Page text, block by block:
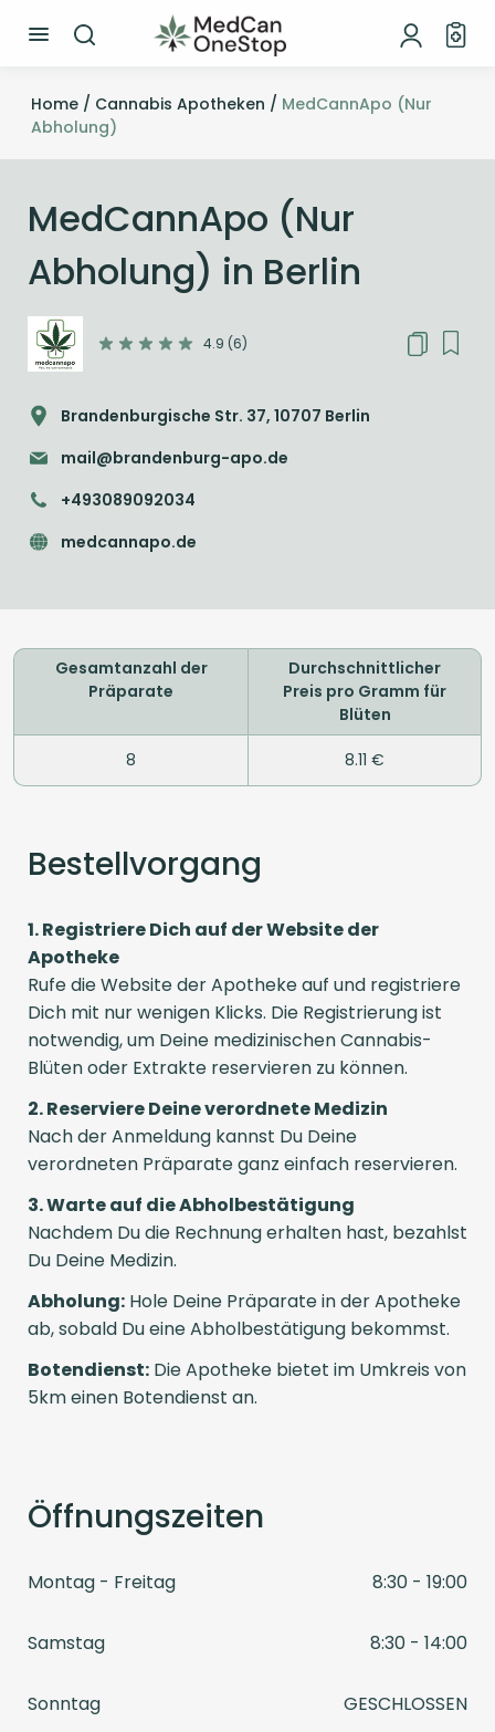
Home / Cannabis Apotheken / MedCannApo (Nur
Abholung)
MedCannApo (Nur
Abholung) in Berlin
4.9 (6)
Brandenburgische Str. 37, 10707 Berlin
mail@brandenburg-apo.de
+493089092034
medcannapo.de
Gesamtanzahl der
Präparate
8
Durchschnittlicher
Preis pro Gramm für
Blüten
8.11 €
Bestellvorgang
1. Registriere Dich auf der Website der
Apotheke
Rufe die Website der Apotheke auf und registriere
Dich mit nur wenigen Klicks. Die Registrierung ist
notwendig, um Deine medizinischen Cannabis-
Blüten oder Extrakte reservieren zu können.
2. Reserviere Deine verordnete Medizin
Nach der Anmeldung kannst Du Deine
verordneten Präparate ganz einfach reservieren.
3. Warte auf die Abholbestätigung
Nachdem Du die Rechnung erhalten hast, bezahlst
Du Deine Medizin.
Abholung: Hole Deine Präparate in der Apotheke
ab, sobald Du eine Abholbestätigung bekommst.
Botendienst: Die Apotheke bietet im Umkreis von
5km einen Botendienst an.
Öffnungszeiten
Montag - Freitag 8:30 - 19:00
Samstag 8:30 - 14:00
Sonntag GESCHLOSSEN